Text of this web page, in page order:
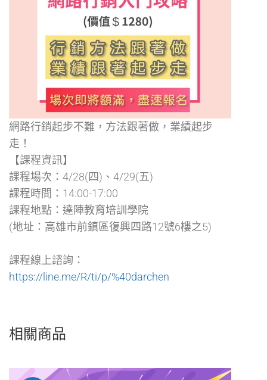
網路行銷起步不難，方法跟著做，業績起步
走！
【課程資訊】
課程場次：4/28(四)、4/29(五)
課程時間：14:00-17:00
課程地點：達陣教育培訓學院
(地址：高雄市前鎮區復興四路12號6樓之5)
課程線上諮詢：
https://line.me/R/ti/p/%40darchen
相關商品